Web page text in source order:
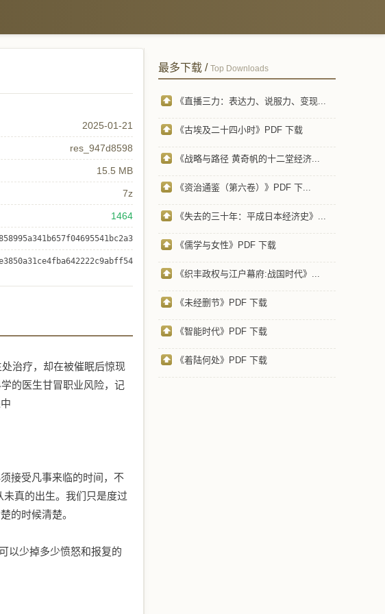
2025-01-21
res_947d8598
15.5 MB
7z
1464
治疗，却在被催眠后惊现
的医生甘冒职业风险，记
接受凡事来临的时间，不
真的出生。我们只是度过
的时候清楚。
以少掉多少愤怒和报复的
最多下载 / Top Downloads
《直播三力：表达力、说服力、变现...
《古埃及二十四小时》PDF 下载
《战略与路径 黄奇帆的十二堂经济...
《资治通鉴（第六卷）》PDF 下...
《失去的三十年：平成日本经济史》...
《儒学与女性》PDF 下载
《织丰政权与江户幕府:战国时代》...
《未经删节》PDF 下载
《智能时代》PDF 下载
《着陆何处》PDF 下载